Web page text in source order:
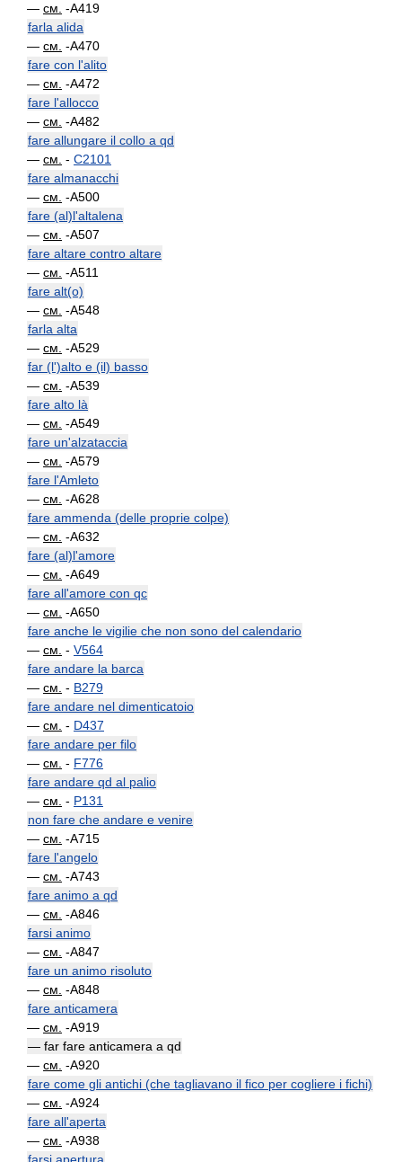
— см. -A419
farla alida
— см. -A470
fare con l'alito
— см. -A472
fare l'allocco
— см. -A482
fare allungare il collo a qd
— см. - C2101
fare almanacchi
— см. -A500
fare (al)l'altalena
— см. -A507
fare altare contro altare
— см. -A511
fare alt(o)
— см. -A548
farla alta
— см. -A529
far (l')alto e (il) basso
— см. -A539
fare alto là
— см. -A549
fare un'alzataccia
— см. -A579
fare l'Amleto
— см. -A628
fare ammenda (delle proprie colpe)
— см. -A632
fare (al)l'amore
— см. -A649
fare all'amore con qc
— см. -A650
fare anche le vigilie che non sono del calendario
— см. - V564
fare andare la barca
— см. - B279
fare andare nel dimenticatoio
— см. - D437
fare andare per filo
— см. - F776
fare andare qd al palio
— см. - P131
non fare che andare e venire
— см. -A715
fare l'angelo
— см. -A743
fare animo a qd
— см. -A846
farsi animo
— см. -A847
fare un animo risoluto
— см. -A848
fare anticamera
— см. -A919
— far fare anticamera a qd
— см. -A920
fare come gli antichi (che tagliavano il fico per cogliere i fichi)
— см. -A924
fare all'aperta
— см. -A938